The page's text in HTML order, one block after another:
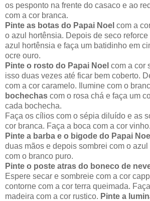
os pesponto na frente do casaco e ao
com a cor branca.
Pinte as botas do Papai Noel com a
o azul hortênsia. Depois de seco
azul hortênsia e faça um batidinho em
ocre ouro.
Pinte o rosto do Papai Noel com a cor
isso duas vezes até ficar bem coberto.
com a cor caramelo. Ilumine com o
bochechas com o rosa chá e faça um
cada bochecha.
Faça os cílios com o sépia diluído e as
cor branca. Faça a boca com a cor vinho.
Pinte a barba e o bigode do Papai Noel
duas mãos e depois sombrei com o
com o branco puro.
Pinte o poste atras do boneco de
Espere secar e sombreie com a cor
contorne com a cor terra queimada.
madeira com a cor rustico. Pinte a